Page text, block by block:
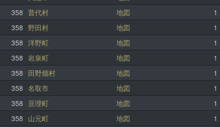
358 普代村 地図
1
358 野田村 地図
1
358 洋野町 地図
1
358 岩泉町 地図
1
358 田野畑村 地図
1
358 名取市 地図
1
358 亘理町 地図
1
358 山元町 地図
1